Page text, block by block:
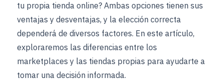
tu propia tienda online? Ambas opciones tienen sus
ventajas y desventajas, y la elección correcta
dependerá de diversos factores. En este artículo,
exploraremos las diferencias entre los
marketplaces y las tiendas propias para ayudarte a
tomar una decisión informada.